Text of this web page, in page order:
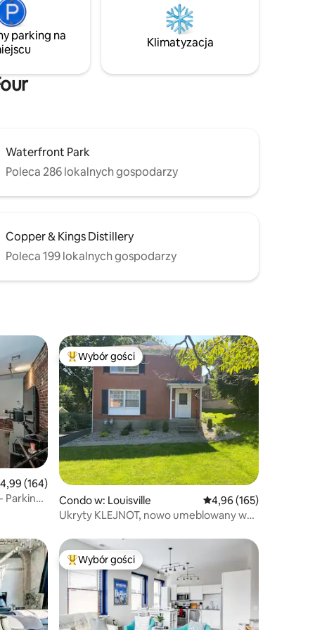
i
w pojedynkę lub na pobyty służbowe,
z ogrodzonym parkingiem, szybkim Wi-Fi
i wszystkim, co potrzebne na krótkie lub
parking na
Klimatyzacja
Waterfront Park
Poleca 286 lokalnych gospodarzy
Copper & Kings Distillery
Poleca 199 lokalnych gospodarzy
gości
ocena: 4,99 na 5, liczba recenzji: 164
4,99 (164)
Parking
Najpopularniejsze z kategorii Wybór gości
Wybór gości
Condo w: Louisville Średnia ocena: 4,96
4,96 (165)
Ukryty KLEJNOT, nowo umeblowany w
Najpopularniejsze z kategorii Wybór gości
Wybór gości